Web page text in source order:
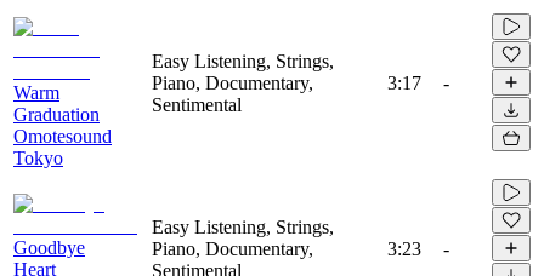
Warm
Graduation
Omotesound
Tokyo
Easy Listening, Strings,
Piano, Documentary,
Sentimental
3:17 -
Goodbye
Heart
Easy Listening, Strings,
Piano, Documentary,
Sentimental
3:23 -